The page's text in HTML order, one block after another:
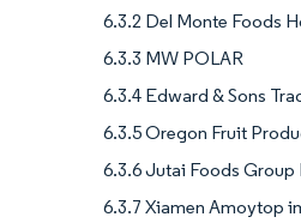
6.3.2 Del Monte Foods
6.3.3 MW POLAR
6.3.4 Edward & Sons
6.3.5 Oregon Fruit
6.3.6 Jutai Foods Group
6.3.7 Xiamen Amoytop